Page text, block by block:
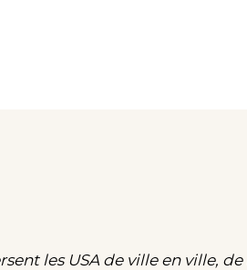
les USA de ville en ville,